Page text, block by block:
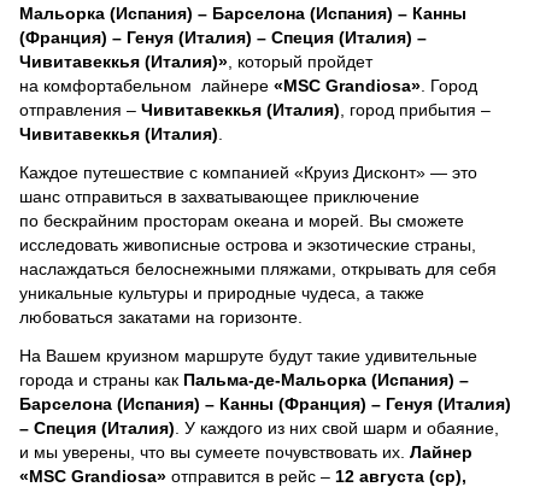
Мальорка (Испания) – Барселона (Испания) – Канны
(Франция) – Генуя (Италия) – Специя (Италия) –
Чивитавеккья (Италия)» , который пройдет
на комфортабельном лайнере «MSC Grandiosa» . Город
отправления – Чивитавеккья (Италия) , город прибытия –
Чивитавеккья (Италия)
Каждое путешествие с компанией «Круиз Дисконт» — это
шанс отправиться в захватывающее приключение
по бескрайним просторам океана и морей. Вы сможете
исследовать живописные острова и экзотические страны,
наслаждаться белоснежными пляжами, открывать для себя
уникальные культуры и природные чудеса, а также
любоваться закатами на горизонте.
На Вашем круизном маршруте будут такие удивительные
города и страны как Пальма-де-Мальорка (Испания) –
Барселона (Испания) – Канны (Франция) – Генуя (Италия)
– Специя (Италия) . У каждого из них свой шарм и обаяние,
и мы уверены, что вы сумеете почувствовать их. Лайнер
«MSC Grandiosa» отправится в рейс – 12 августа (ср),